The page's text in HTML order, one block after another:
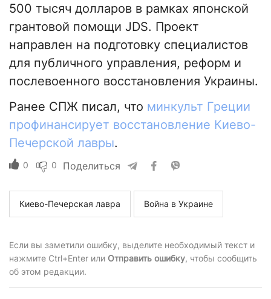
500 тысяч долларов в рамках японской
грантовой помощи JDS. Проект
направлен на подготовку специалистов
для публичного управления, реформ и
послевоенного восстановления Украины.
Ранее СПЖ писал, что минкульт Греции
профинансирует восстановление Киево-
Печерской лавры.
0 0 Поделиться
Киево-Печерская лавра Война в Украине
Если вы заметили ошибку, выделите необходимый текст и
нажмите Ctrl+Enter или Отправить ошибку, чтобы сообщить
об этом редакции.